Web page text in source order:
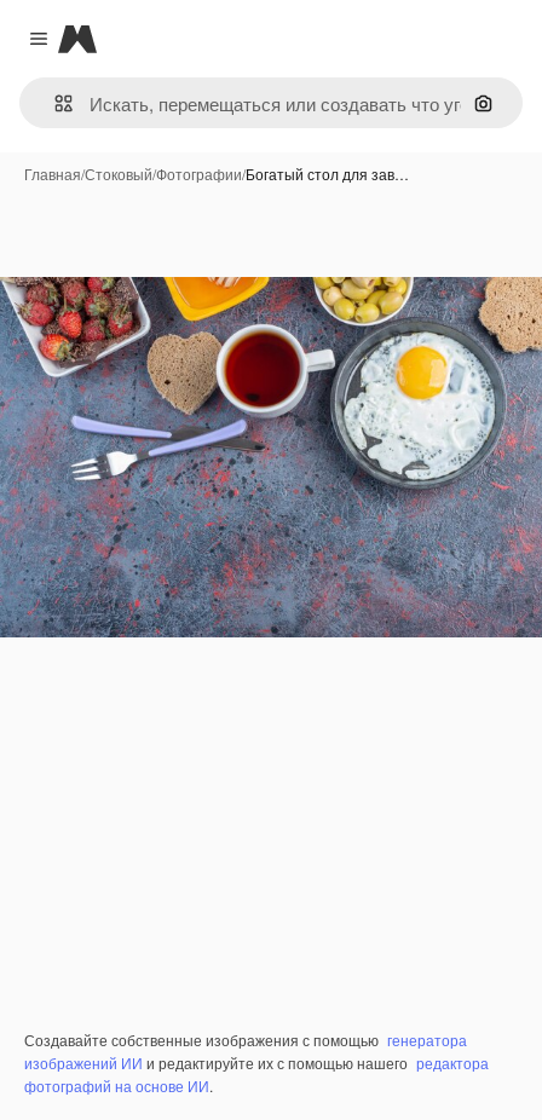
Close menu
Magnific
Поиск
Главная/Стоковый/Фотографии/Богатый стол для зав…
Создавайте собственные изображения с помощью генератора
изображений ИИ и редактируйте их с помощью нашего редактора
фотографий на основе ИИ.